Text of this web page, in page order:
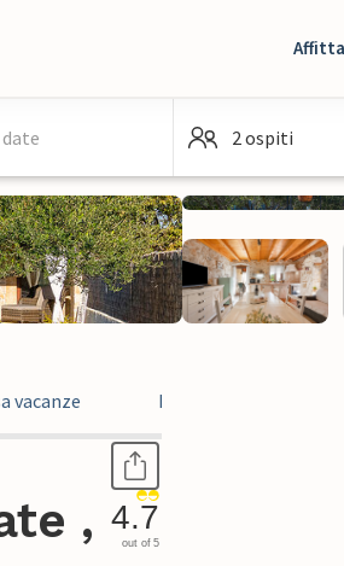
2 ospiti
vacanze Recensioni
, 4.7
out of 5